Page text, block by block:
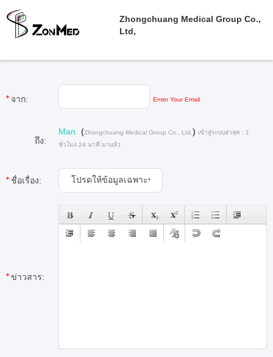
Zhongchuang Medical Group Co.,
Ltd,
จาก: Enter Your Email
ถึง:
Man (Zhongchuang Medical Group Co., Ltd, ) เข้าสู่ระบบล่าสุด : 1
ชั่วโมง 24 นาที มาแล้ว
ชื่อเรื่อง:
ข่าวสาร: